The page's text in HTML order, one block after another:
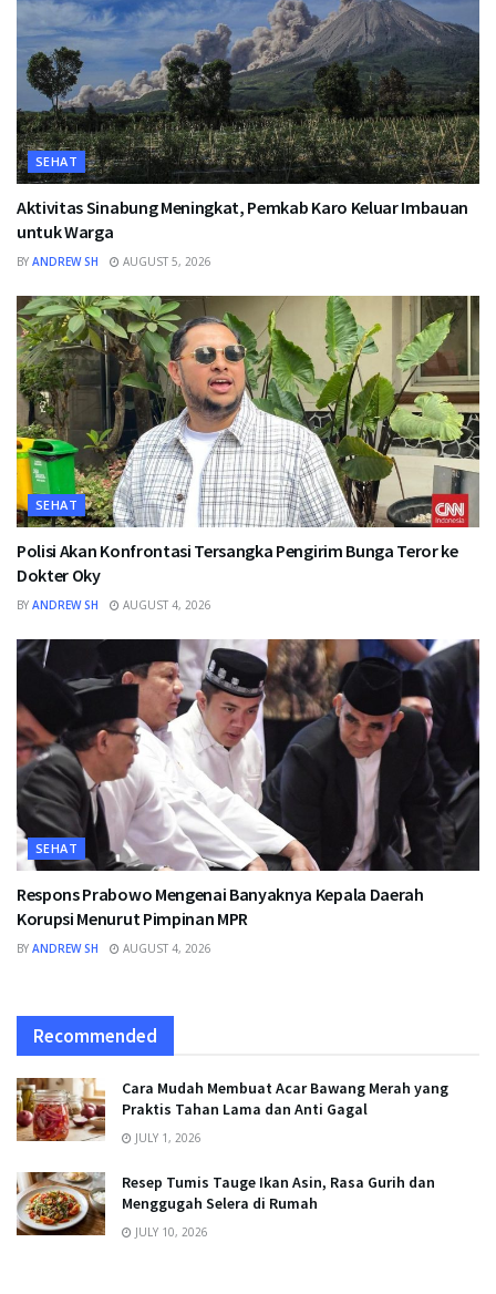
SEHAT
Aktivitas Sinabung Meningkat, Pemkab Karo Keluar Imbauan
untuk Warga
BY ANDREW SH AUGUST 5, 2026
SEHAT
Polisi Akan Konfrontasi Tersangka Pengirim Bunga Teror ke
Dokter Oky
BY ANDREW SH AUGUST 4, 2026
SEHAT
Respons Prabowo Mengenai Banyaknya Kepala Daerah
Korupsi Menurut Pimpinan MPR
BY ANDREW SH AUGUST 4, 2026
Recommended
Cara Mudah Membuat Acar Bawang Merah yang
Praktis Tahan Lama dan Anti Gagal
JULY 1, 2026
Resep Tumis Tauge Ikan Asin, Rasa Gurih dan
Menggugah Selera di Rumah
JULY 10, 2026